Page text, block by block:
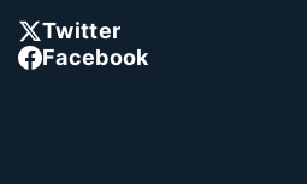
Twitter
Facebook